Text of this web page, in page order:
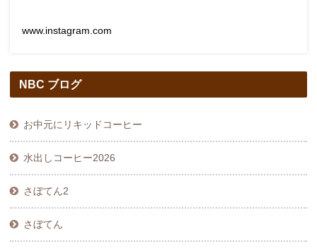
www.instagram.com
NBC ブログ
お中元にリキッドコーヒー
水出しコーヒー2026
さぼてん2
さぼてん